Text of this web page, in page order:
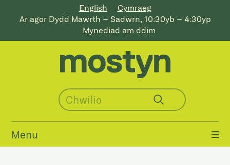
English
Cymraeg
Ar agor Dydd Mawrth – Sadwrn, 10:30yb – 4:30yp
Mynediad am ddim
Menu